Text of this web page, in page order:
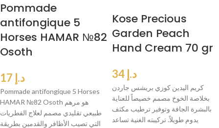
Pommade
antifongique 5
Horses HAMAR №82
Osoth
د.إ
Pommade antifongique 5 Horses
HAMAR №82 Osoth هو مرهم
طبيعي تقليدي مصمم لعلاج الفطريات
التي تصيب الأظافر والقدمين بطريقة
Kose Precious
Garden Peach
Hand Cream 70 gr
د.إ
كريم اليدين كوزي بريشس جاردن
بخلاصة الخوخ مصمم خصيصاً للعناية
بالبشرة الجافة وتوفير ترطيب مكثف
يدوم طويلاً. تركيبته الغنية تساعد